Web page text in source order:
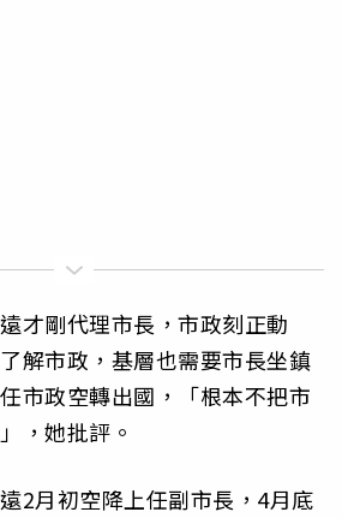
才剛代理市長，市政刻正動
解市政，基層也需要市長坐鎮
市政空轉出國，「根本不把市
，她批評。
2月初空降上任副市長，4月底